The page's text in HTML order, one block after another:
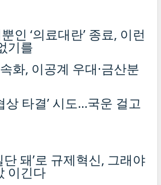
인 ‘의료대란’ 종료, 이런
기를
화, 이공계 우대·금산분
상 타결’ 시도…국운 걸고
단 돼’로 규제혁신, 그래야
이긴다